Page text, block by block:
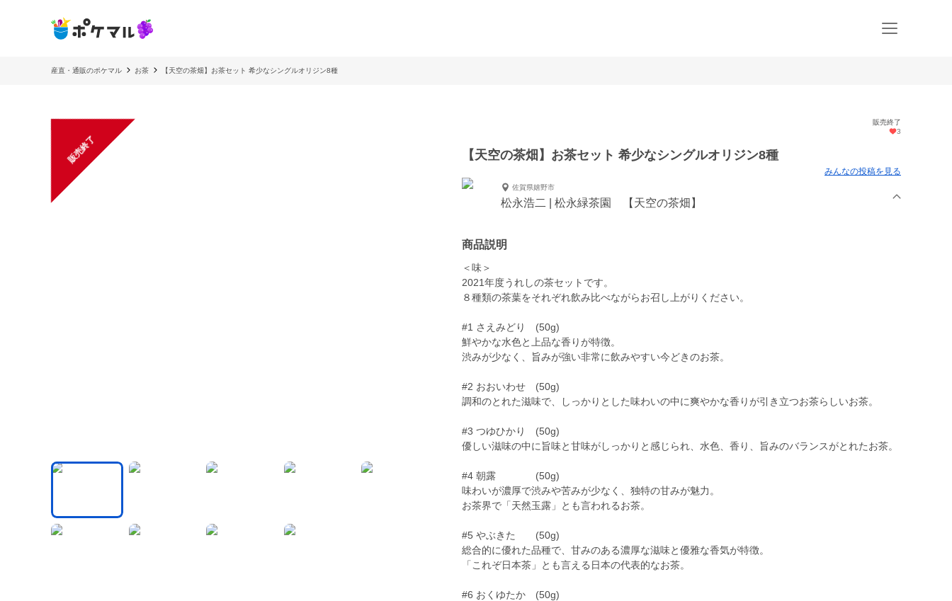
産直・通販のポケマル お茶 【天空の茶畑】お茶セット 希少なシングルオリジン8種
販売終了
販売終了
3
【天空の茶畑】お茶セット 希少なシングルオリジン8種
みんなの投稿を見る
佐賀県嬉野市
松永浩二 | 松永緑茶園 【天空の茶畑】
商品説明
＜味＞
2021年度うれしの茶セットです。
８種類の茶葉をそれぞれ飲み比べながらお召し上がりください。
#1 さえみどり (50g)
鮮やかな水色と上品な香りが特徴。
渋みが少なく、旨みが強い非常に飲みやすい今どきのお茶。
#2 おおいわせ (50g)
調和のとれた滋味で、しっかりとした味わいの中に爽やかな香りが引き立つお茶らしいお茶。
#3 つゆひかり (50g)
優しい滋味の中に旨味と甘味がしっかりと感じられ、水色、香り、旨みのバランスがとれたお茶。
#4 朝露 (50g)
味わいが濃厚で渋みや苦みが少なく、独特の甘みが魅力。
お茶界で「天然玉露」とも言われるお茶。
#5 やぶきた (50g)
総合的に優れた品種で、甘みのある濃厚な滋味と優雅な香気が特徴。
「これぞ日本茶」とも言える日本の代表的なお茶。
#6 おくゆたか (50g)